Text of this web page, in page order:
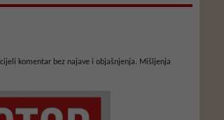
komentar bez najave i objašnjenja. Mišljenja